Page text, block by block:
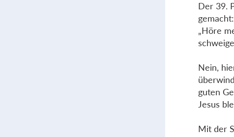
Der 39.
gemacht:
„Höre
Nein,
guten
Jesus
Mit der